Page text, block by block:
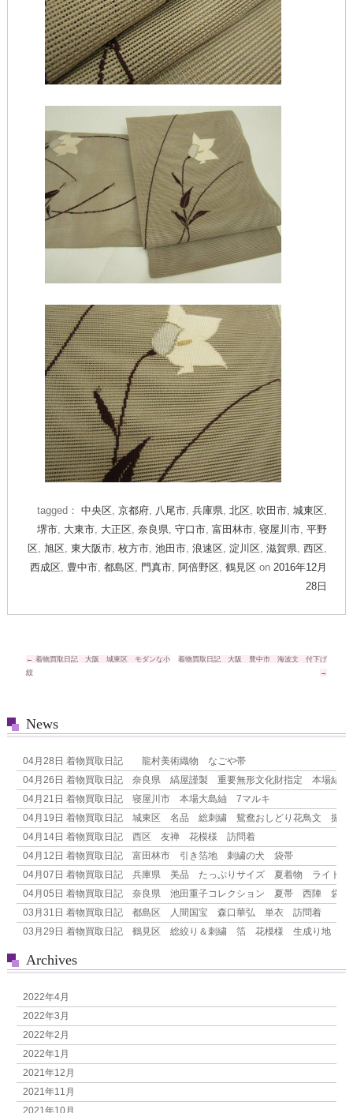
tagged：中央区 ,京都府 八尾市 ,兵庫県 ,北区 吹田市 ,城東区
堺市 大東市 大正区 ,奈良県 ,守口市 ,富田林市 ,寝屋川市 ,平野
区 ,旭区 ,東大阪市 ,枚方市 ,池田市 ,浪速区 ,淀川区 ,滋賀県 ,西区
西成区 豊中市 ,都島区 門真市 阿倍野区 ,鶴見区 on 2016年12月
28日
投
ー
シ
ョ
ン
← 着物買取日記 大阪 城東区 モダンな小
紋
着物買取日記 大阪 豊中市 海波文 付下げ
→
News
04月28日 着物買取日記 龍村美術織物 なごや帯
04月26日 着物買取日記 奈良県 縞屋謹製 重要無形文化財指定 本場結
04月21日 着物買取日記 寝屋川市 本場大島紬 7マルキ
04月19日 着物買取日記 城東区 名品 総刺繍 鴛鴦おしどり花鳥文 振袖
04月14日 着物買取日記 西区 友禅 花模様 訪問着
04月12日 着物買取日記 富田林市 引き箔地 刺繍の犬 袋帯
04月07日 着物買取日記 兵庫県 美品 たっぷりサイズ 夏着物 ライト
04月05日 着物買取日記 奈良県 池田重子コレクション 夏帯 西陣 袋
03月31日 着物買取日記 都島区 人間国宝 森口華弘 単衣 訪問着
03月29日 着物買取日記 鶴見区 総絞り＆刺繍 箔 花模様 生成り地 付
Archives
2022年4月
2022年3月
2022年2月
2022年1月
2021年12月
2021年11月
2021年10月